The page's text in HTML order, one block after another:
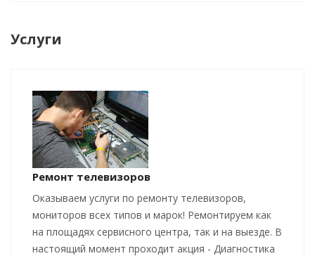
Услуги
Ремонт телевизоров
Оказываем услуги по ремонту телевизоров,
мониторов всех типов и марок! Ремонтируем как
на площадях сервисного центра, так и на выезде. В
настоящий момент проходит акция - Диагностика